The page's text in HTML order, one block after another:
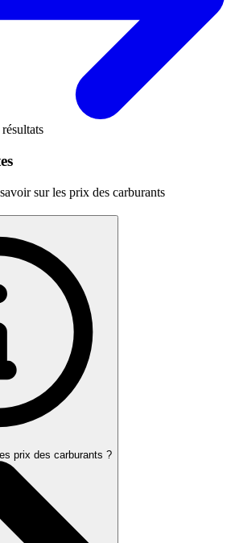
résultats
sur les prix des carburants
prix des carburants ?